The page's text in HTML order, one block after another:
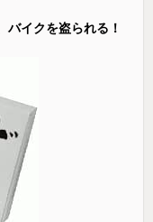
バイクを盗られる！